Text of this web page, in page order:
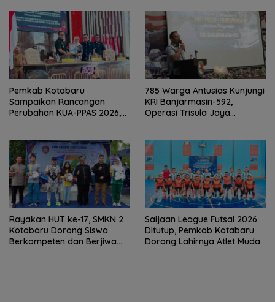
Pemkab Kotabaru
Sampaikan Rancangan
Perubahan KUA-PPAS 2026,
785 Warga Antusias Kunjungi
KRI Banjarmasin-592,
Operasi Trisula Jaya
Rayakan HUT ke-17, SMKN 2
Kotabaru Dorong Siswa
Berkompeten dan Berjiwa
Saijaan League Futsal 2026
Ditutup, Pemkab Kotabaru
Dorong Lahirnya Atlet Muda